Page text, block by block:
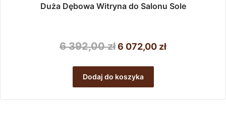
Duża Dębowa Witryna do Salonu Sole
6 392,00złPierwotna
wynosiła:
6
392,00 zł.
6 072,00 złAktualna
072,00 zł.
Dodaj do koszyka